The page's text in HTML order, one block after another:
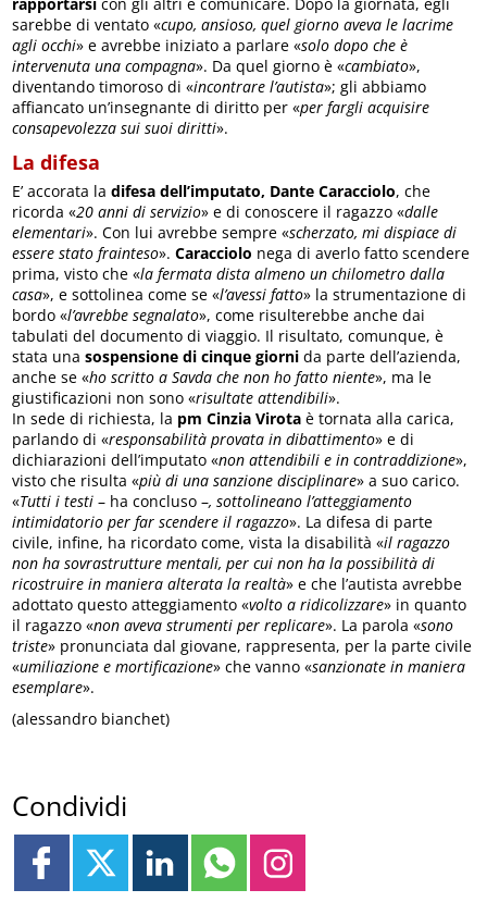
sarebbe di ventato «cupo, ansioso, quel giorno aveva le lacrime
agli occhi» e avrebbe iniziato a parlare «solo dopo che è
intervenuta una compagna». Da quel giorno è «cambiato»,
diventando timoroso di «incontrare l’autista»; gli abbiamo
affiancato un’insegnante di diritto per «per fargli acquisire
consapevolezza sui suoi diritti».
La difesa
E’ accorata ladifesa dell’imputato, Dante Caracciolo, che
ricorda «20 anni di servizio» e di conoscere il ragazzo «dalle
elementari». Con lui avrebbe sempre «scherzato, mi dispiace di
essere stato frainteso».Caracciolo nega di averlo fatto scendere
prima, visto che «la fermata dista almeno un chilometro dalla
casa», e sottolinea come se «l’avessi fatto» la strumentazione di
bordo «l’avrebbe segnalato», come risulterebbe anche dai
tabulati del documento di viaggio. Il risultato, comunque, è
stata unasospensione di cinque giorni da parte dell’azienda,
anche se «ho scritto a Savda che non ho fatto niente», ma le
giustificazioni non sono «risultate attendibili».
In sede di richiesta, la pm Cinzia Virota è tornata alla carica,
parlando di «responsabilità provata in dibattimento» e di
dichiarazioni dell’imputato «non attendibili e in contraddizione»,
visto che risulta «più di una sanzione disciplinare» a suo carico.
«Tutti i testi – ha concluso –, sottolineano l’atteggiamento
intimidatorio per far scendere il ragazzo». La difesa di parte
civile, infine, ha ricordato come, vista la disabilità «il ragazzo
non ha sovrastrutture mentali, per cui non ha la possibilità di
ricostruire in maniera alterata la realtà» e che l’autista avrebbe
adottato questo atteggiamento «volto a ridicolizzare» in quanto
il ragazzo «non aveva strumenti per replicare». La parola «sono
triste» pronunciata dal giovane, rappresenta, per la parte civile
«umiliazione e mortificazione» che vanno «sanzionate in maniera
esemplare».
(alessandro bianchet)
Condividi